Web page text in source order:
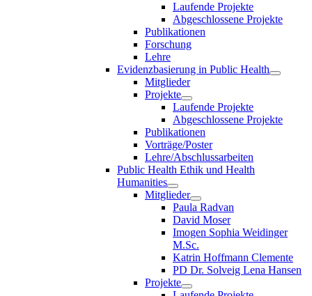
Laufende Projekte
Abgeschlossene Projekte
Publikationen
Forschung
Lehre
Evidenzbasierung in Public Health
Mitglieder
Projekte
Laufende Projekte
Abgeschlossene Projekte
Publikationen
Vorträge/Poster
Lehre/Abschlussarbeiten
Public Health Ethik und Health
Humanities
Mitglieder
Paula Radvan
David Moser
Imogen Sophia Weidinger
M.Sc.
Katrin Hoffmann Clemente
PD Dr. Solveig Lena Hansen
Projekte